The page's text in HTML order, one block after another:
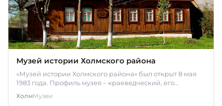
Музей истории Холмского района
«Музей истории Холмского района» был открыт 8 мая
1983 года. Профиль музея – краеведческий, его
ХолмМузеи